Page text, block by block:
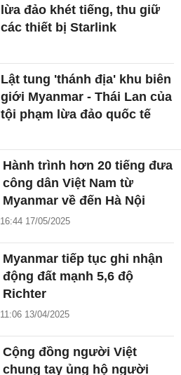
lừa đảo khét tiếng, thu giữ
các thiết bị Starlink
Lật tung 'thánh địa' khu biên
giới Myanmar - Thái Lan của
tội phạm lừa đảo quốc tế
Hành trình hơn 20 tiếng đưa
công dân Việt Nam từ
Myanmar về đến Hà Nội
16:44 17/05/2025
Myanmar tiếp tục ghi nhận
động đất mạnh 5,6 độ
Richter
11:06 13/04/2025
Cộng đồng người Việt
chung tay ủng hộ người